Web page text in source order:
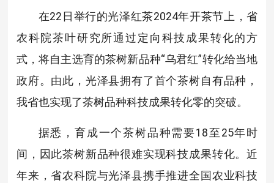
在22日举行的光泽红茶2024年开茶节上，省
农科院茶叶研究所通过定向科技成果转化的方
式，将自主选育的茶树新品种“乌君红”转化给当地
政府。由此，光泽县拥有了首个茶树自有品种，
我省也实现了茶树品种科技成果转化零的突破。
据悉，育成一个茶树品种需要18至25年时
间，因此茶树新品种很难实现科技成果转化。近
年来，省农科院与光泽县携手推进全国农业科技